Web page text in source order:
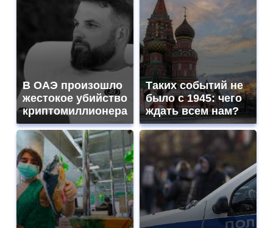
В ОАЭ произошло
жестокое убийство
криптомиллионера
Таких событий не
было с 1945: чего
ждать всем нам?